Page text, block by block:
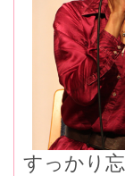
すっかり